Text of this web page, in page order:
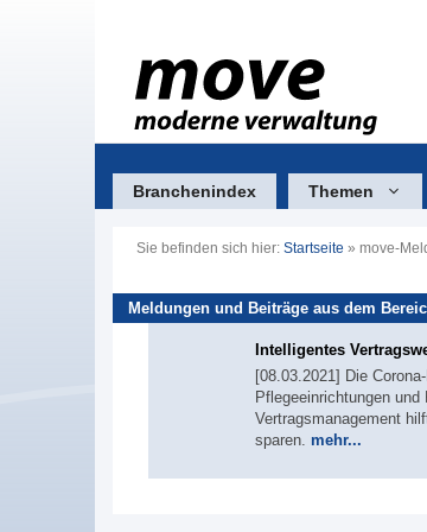
Branchenindex Themen
Sie befinden sich hier: Startseite » move-
Meldungen und Beiträge aus dem
Intelligentes
[08.03.2021] Die
Pflegeeinrichtungen
Vertragsmanagement
sparen. mehr...